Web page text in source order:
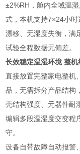
±2%RH，舱内全域温
式，本机支持7×24小
漂移、无湿度失衡，满
试验全程数据无偏差。
长效稳定温湿环境 整
直接放置完整家电整机
品，无需拆分产品结构
壳结构强度、元器件耐
编辑多段温湿度交变程
守。
设备自带故障自动报警